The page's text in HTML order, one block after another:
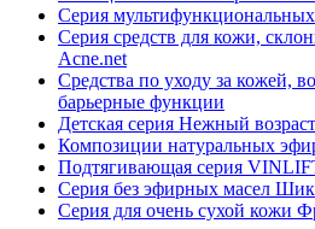
Серия мультифункциональных
Серия средств для кожи,
Acne.net
Средства по уходу за кожей,
барьерные функции
Детская серия Нежный возраст
Композиции натуральных
Подтягивающая серия
Серия без эфирных масел Шик
Серия для очень сухой кожи